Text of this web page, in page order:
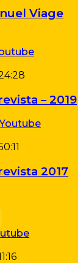
Viage
– 2019
2017